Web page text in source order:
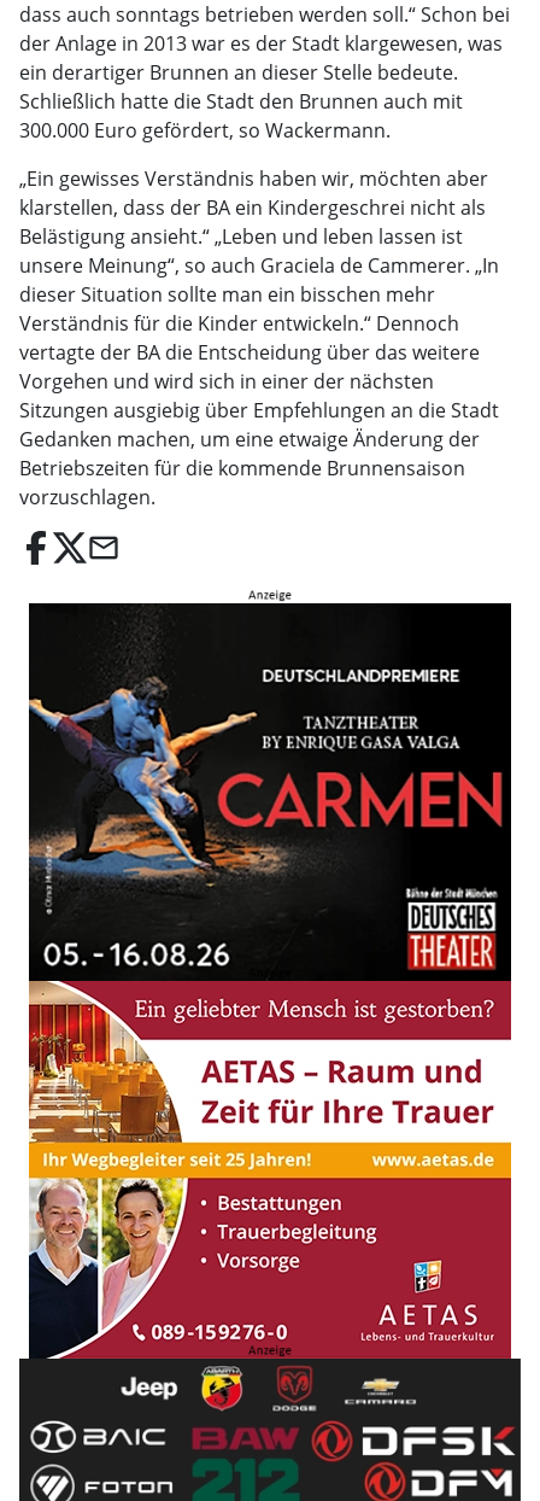
dass auch sonntags betrieben werden soll.“ Schon bei
der Anlage in 2013 war es der Stadt klargewesen, was
ein derartiger Brunnen an dieser Stelle bedeute.
Schließlich hatte die Stadt den Brunnen auch mit
300.000 Euro gefördert, so Wackermann.
„Ein gewisses Verständnis haben wir, möchten aber
klarstellen, dass der BA ein Kindergeschrei nicht als
Belästigung ansieht.“ „Leben und leben lassen ist
unsere Meinung“, so auch Graciela de Cammerer. „In
dieser Situation sollte man ein bisschen mehr
Verständnis für die Kinder entwickeln.“ Dennoch
vertagte der BA die Entscheidung über das weitere
Vorgehen und wird sich in einer der nächsten
Sitzungen ausgiebig über Empfehlungen an die Stadt
Gedanken machen, um eine etwaige Änderung der
Betriebszeiten für die kommende Brunnensaison
vorzuschlagen.
email